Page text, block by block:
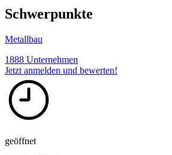
Schwerpunkte
Metallbau
1888 Unternehmen
Jetzt anmelden und bewerten!
geöffnet